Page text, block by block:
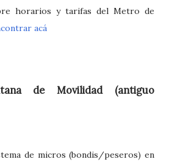
horarios y tarifas del Metro de
acá
de Movilidad (antiguo
de micros (bondis/peseros) en